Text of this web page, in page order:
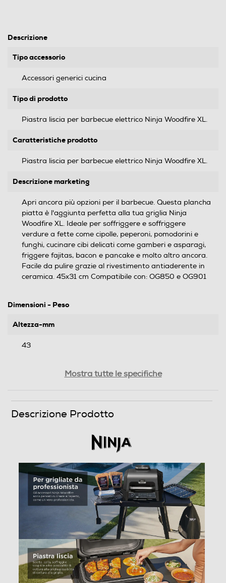
Descrizione
Tipo accessorio
Accessori generici cucina
Tipo di prodotto
Piastra liscia per barbecue elettrico Ninja Woodfire XL.
Caratteristiche prodotto
Piastra liscia per barbecue elettrico Ninja Woodfire XL.
Descrizione marketing
Apri ancora più opzioni per il barbecue. Questa plancha
piatta è l'aggiunta perfetta alla tua griglia Ninja
Woodfire XL. Ideale per soffriggere e soffriggere
verdure a fette come cipolle, peperoni, pomodorini e
funghi, cucinare cibi delicati come gamberi e asparagi,
friggere fajitas, bacon e pancake e molto altro ancora.
Facile da pulire grazie al rivestimento antiaderente in
ceramica. 45x31 cm Compatibile con: OG850 e OG901
Dimensioni - Peso
Altezza-mm
43
Informazioni sulla sicurezza del prodotto
Mostra tutte le specifiche
Descrizione Prodotto